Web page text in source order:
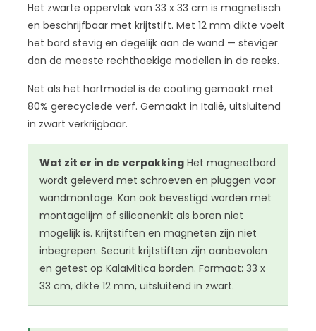
Het zwarte oppervlak van 33 x 33 cm is magnetisch
en beschrijfbaar met krijtstift. Met 12 mm dikte voelt
het bord stevig en degelijk aan de wand — steviger
dan de meeste rechthoekige modellen in de reeks.
Net als het hartmodel is de coating gemaakt met
80% gerecyclede verf. Gemaakt in Italië, uitsluitend
in zwart verkrijgbaar.
Wat zit er in de verpakking Het magneetbord
wordt geleverd met schroeven en pluggen voor
wandmontage. Kan ook bevestigd worden met
montagelijm of siliconenkit als boren niet
mogelijk is. Krijtstiften en magneten zijn niet
inbegrepen. Securit krijtstiften zijn aanbevolen
en getest op KalaMitica borden. Formaat: 33 x
33 cm, dikte 12 mm, uitsluitend in zwart.